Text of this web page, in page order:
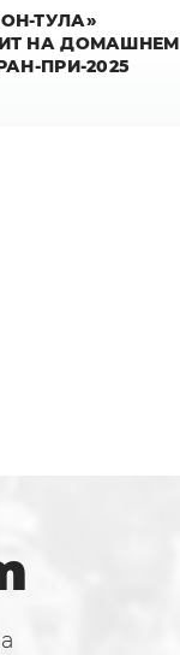
ТУЛА»
НА ДОМАШНЕМ
ПРИ-2025